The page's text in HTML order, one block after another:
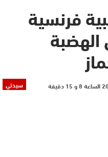
فرنسية
الهضبة
سيدتي